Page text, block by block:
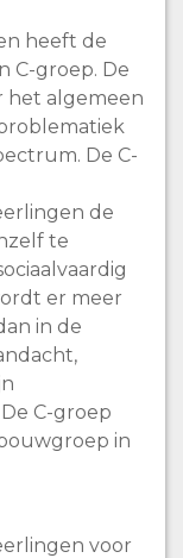
heeft de
C-groep. De
het algemeen
De C-
de
te
er meer
in de
C-groep
in
voor